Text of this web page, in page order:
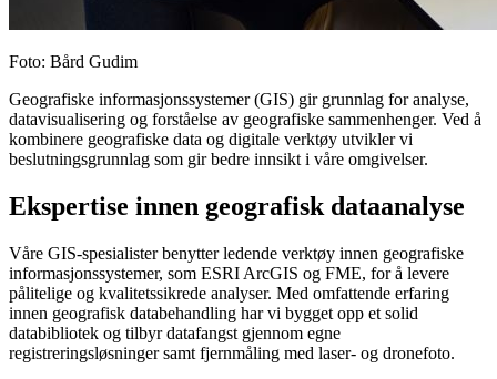
Foto: Bård Gudim
Geografiske informasjonssystemer (GIS) gir grunnlag for analyse,
datavisualisering og forståelse av geografiske sammenhenger. Ved å
kombinere geografiske data og digitale verktøy utvikler vi
beslutningsgrunnlag som gir bedre innsikt i våre omgivelser.
Ekspertise innen geografisk dataanalyse
Våre GIS-spesialister benytter ledende verktøy innen geografiske
informasjonssystemer, som ESRI ArcGIS og FME, for å levere
pålitelige og kvalitetssikrede analyser. Med omfattende erfaring
innen geografisk databehandling har vi bygget opp et solid
databibliotek og tilbyr datafangst gjennom egne
registreringsløsninger samt fjernmåling med laser- og dronefoto.